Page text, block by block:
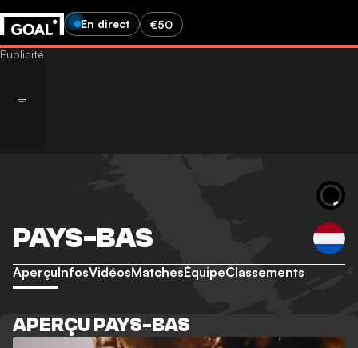
En direct €50
PAYS-BAS
AperçuInfosVidéosMatchesÉquipeClassements
APERÇU PAYS-BAS